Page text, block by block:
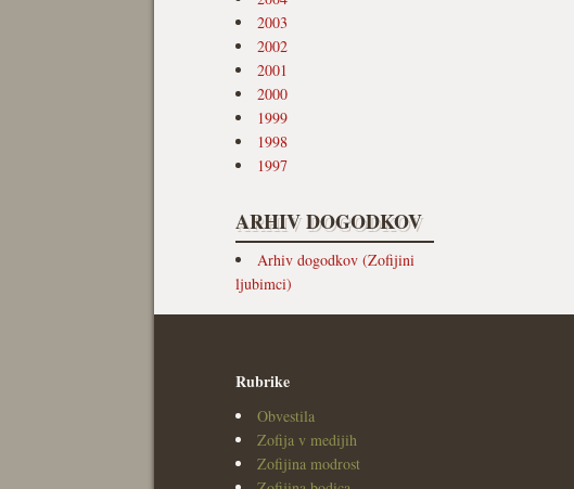
2003
2002
2001
2000
1999
1998
1997
ARHIV DOGODKOV
Arhiv dogodkov (Zofijini
ljubimci)
Rubrike
Obvestila
Zofija v medijih
Zofijina modrost